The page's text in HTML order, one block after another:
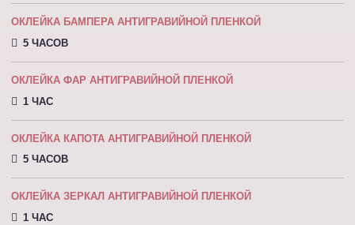
ОКЛЕЙКА БАМПЕРА АНТИГРАВИЙНОЙ ПЛЕНКОЙ
5 ЧАСОВ
ОКЛЕЙКА ФАР АНТИГРАВИЙНОЙ ПЛЕНКОЙ
1 ЧАС
ОКЛЕЙКА КАПОТА АНТИГРАВИЙНОЙ ПЛEНКOЙ
5 ЧАСОВ
ОКЛЕЙКА ЗЕРКАЛ АНТИГРАВИЙНОЙ ПЛЕНКОЙ
1 ЧАС